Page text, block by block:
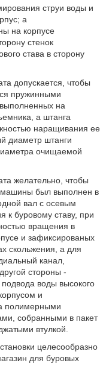
струи воды и
а
на корпусе
стенок
става в сторону
допускается, чтобы
пружинными
на
а штанга
наращивания ее
диаметр штанги
очищаемой
желательно, чтобы
машины был выполнен в
вал с осевым
к буровому ставу, при
вращения в
и зафиксированых
скольжения, а для
канал,
стороны -
воды высокого
и
полимерными
собранными в пакет
втулкой.
целесообразно
для буровых